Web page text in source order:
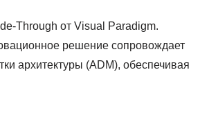
Through от Visual Paradigm.
решение сопровождает
архитектуры (ADM), обеспечивая